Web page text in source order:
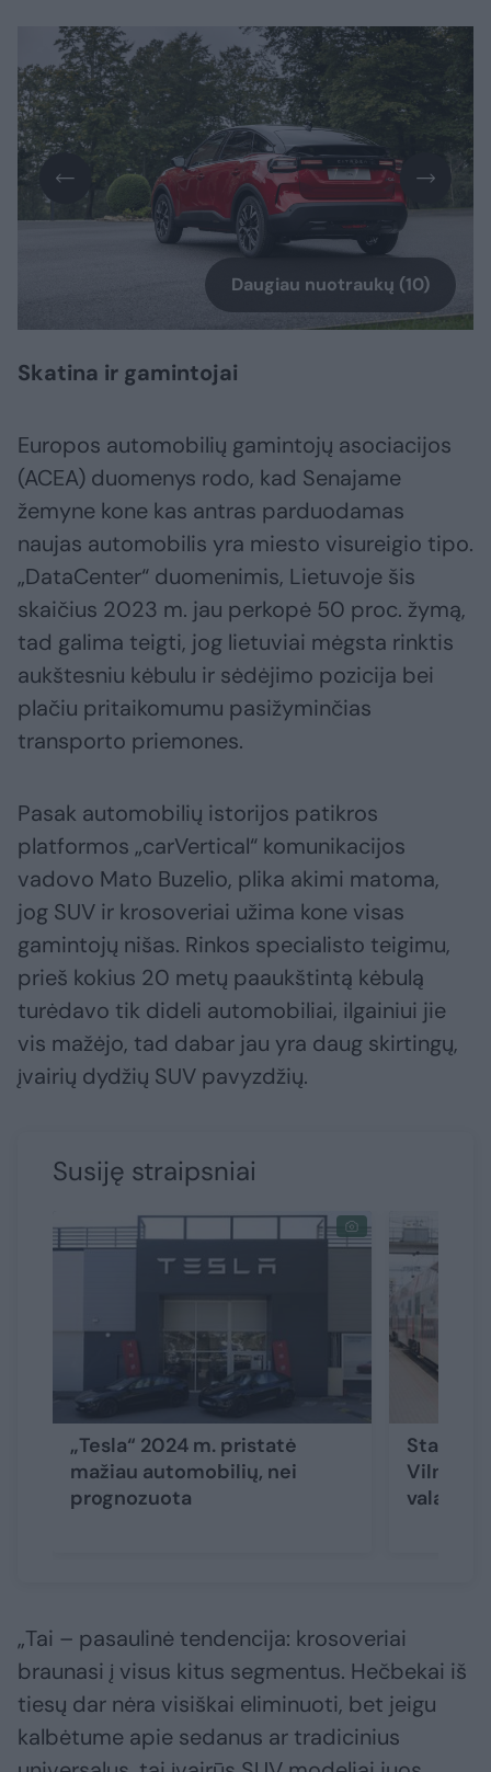
Daugiau nuotraukų (10)
Skatina ir gamintojai
Europos automobilių gamintojų asociacijos
(ACEA) duomenys rodo, kad Senajame
žemyne kone kas antras parduodamas
naujas automobilis yra miesto visureigio tipo.
„DataCenter“ duomenimis, Lietuvoje šis
skaičius 2023 m. jau perkopė 50 proc. žymą,
tad galima teigti, jog lietuviai mėgsta rinktis
aukštesniu kėbulu ir sėdėjimo pozicija bei
plačiu pritaikomumu pasižyminčias
transporto priemones.
Pasak automobilių istorijos patikros
platformos „carVertical“ komunikacijos
vadovo Mato Buzelio, plika akimi matoma,
jog SUV ir krosoveriai užima kone visas
gamintojų nišas. Rinkos specialisto teigimu,
prieš kokius 20 metų paaukštintą kėbulą
turėdavo tik dideli automobiliai, ilgainiui jie
vis mažėjo, tad dabar jau yra daug skirtingų,
įvairių dydžių SUV pavyzdžių.
Susiję straipsniai
„Tesla“ 2024 m. pristatė
mažiau automobilių, nei
prognozuota
valandų
„Tai – pasaulinė tendencija: krosoveriai
braunasi į visus kitus segmentus. Hečbekai iš
tiesų dar nėra visiškai eliminuoti, bet jeigu
kalbėtume apie sedanus ar tradicinius